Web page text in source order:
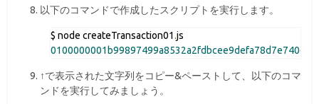
以下のコマンドで作成したスクリプトを実行します。
$ node createTransaction01.
↑で表示された文字列をコピー&ペーストして、以下のコマ
ンドを実行してみましょう。